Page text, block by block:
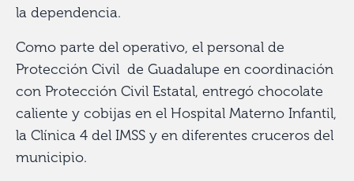
la dependencia.
Como parte del operativo, el personal de
Protección Civil de Guadalupe en coordinación
con Protección Civil Estatal, entregó chocolate
caliente y cobijas en el Hospital Materno Infantil,
la Clínica 4 del IMSS y en diferentes cruceros del
municipio.